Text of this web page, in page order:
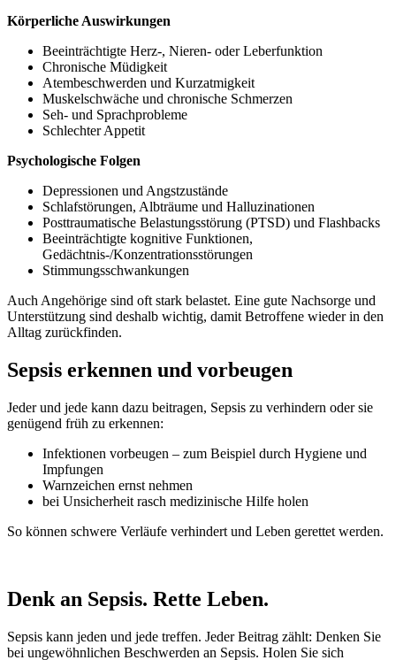
Körperliche Auswirkungen
Beeinträchtigte Herz-, Nieren- oder Leberfunktion
Chronische Müdigkeit
Atembeschwerden und Kurzatmigkeit
Muskelschwäche und chronische Schmerzen
Seh- und Sprachprobleme
Schlechter Appetit
Psychologische Folgen
Depressionen und Angstzustände
Schlafstörungen, Albträume und Halluzinationen
Posttraumatische Belastungsstörung (PTSD) und Flashbacks
Beeinträchtigte kognitive Funktionen,
Gedächtnis-/Konzentrationsstörungen
Stimmungsschwankungen
Auch Angehörige sind oft stark belastet. Eine gute Nachsorge und
Unterstützung sind deshalb wichtig, damit Betroffene wieder in den
Alltag zurückfinden.
Sepsis erkennen und vorbeugen
Jeder und jede kann dazu beitragen, Sepsis zu verhindern oder sie
genügend früh zu erkennen:
Infektionen vorbeugen – zum Beispiel durch Hygiene und
Impfungen
Warnzeichen ernst nehmen
bei Unsicherheit rasch medizinische Hilfe holen
So können schwere Verläufe verhindert und Leben gerettet werden.
Denk an Sepsis. Rette Leben.
Sepsis kann jeden und jede treffen. Jeder Beitrag zählt: Denken Sie
bei ungewöhnlichen Beschwerden an Sepsis. Holen Sie sich